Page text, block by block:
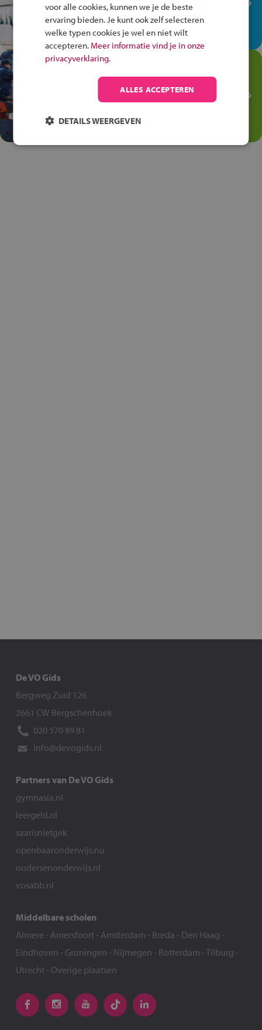
Ontdek via het vmbo jouw talent
op de winkelvloer, waar elke dag
anders is!
Jouw talent in de
Transport en Logistiek
Kies voor vmbo Transport en
thuiskomen!
De VO Gids
Bergweg Zuid 126
2661 CW Bergschenhoek
020 570 89 81
info@devogids.nl
Partners van De VO Gids
gymnasia.nl
leergeld.nl
saarisnietgek
openbaaronderwijs.nu
oudersenonderwijs.nl
vosabb.nl
Middelbare scholen
Almere - Amersfoort- Amsterdam - Breda - Den Haag -
Eindhoven - Groningen - Nijmegen - Rotterdam -Tilburg -
Utrecht- Overige plaatsen
voor alle cookies, kunnen we je de beste
ervaring bieden. Je kunt ook zelf selecteren
welke typen cookies je wel en niet wilt
accepteren. Meer informatie vind je in onze
privacyverklaring.
ALLES ACCEPTEREN
DETAILS WEERGEVEN